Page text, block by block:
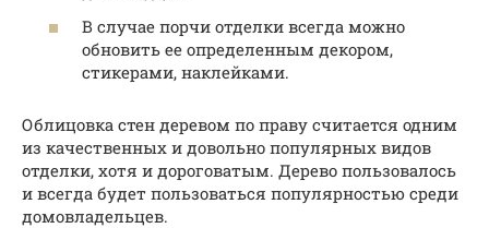
В случае порчи отделки всегда можно
обновить ее определенным декором,
стикерами, наклейками.
Облицовка стен деревом по праву считается одним
из качественных и довольно популярных видов
отделки, хотя и дороговатым. Дерево пользовалось
и всегда будет пользоваться популярностью среди
домовладельцев.